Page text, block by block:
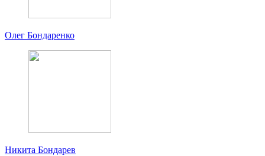
Олег Бондаренко
Никита Бондарев